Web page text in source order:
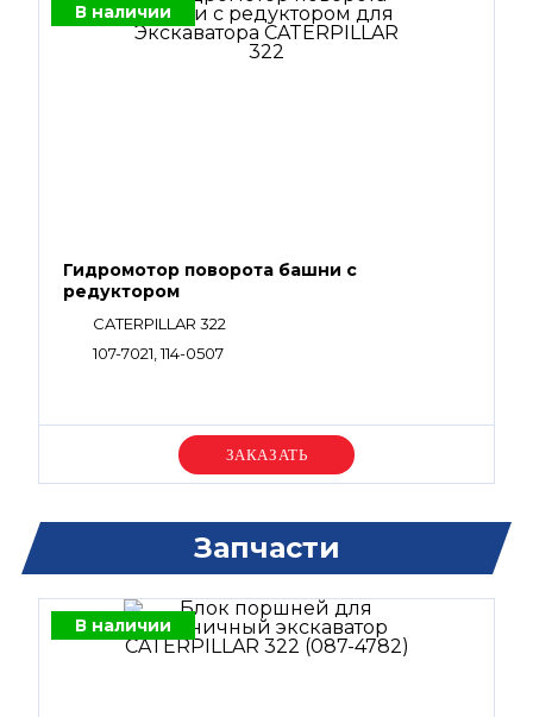
В наличии
Гидромотор поворота башни с
редуктором
CATERPILLAR 322
107-7021, 114-0507
Уточняйте цену
Запчасти
В наличии